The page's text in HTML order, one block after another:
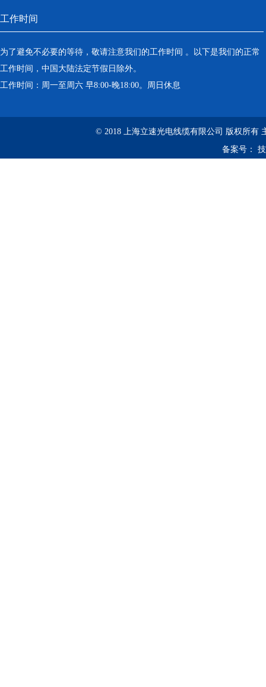
工作时间
为了避免不必要的等待，敬请注意我们的工作时间 。以下是我们的正常
工作时间，中国大陆法定节假日除外。
工作时间：周一至周六 早8:00-晚18:00。周日休息
© 2018 上海立速光电线缆有限公司 版权所有
备案号：